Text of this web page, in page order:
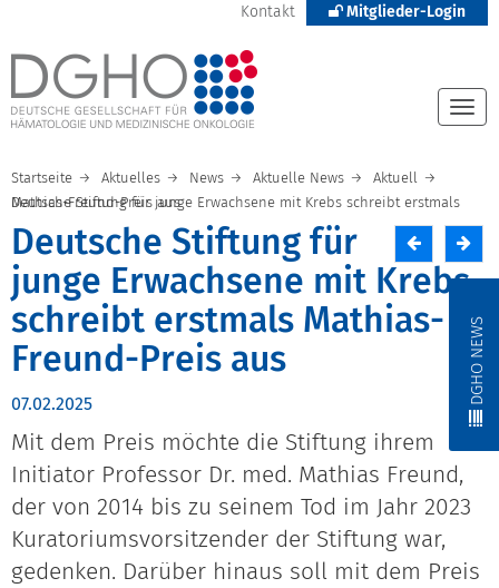
Kontakt Mitglieder-Login
DGHO NEWS
Startseite Aktuelles News Aktuelle News
Aktuell
Deutsche Stiftung für junge Erwachsene mit Krebs schreibt erstmals Mathias-Freund-Preis aus
Deutsche Stiftung für
junge Erwachsene mit Krebs
schreibt erstmals Mathias-
Freund-Preis aus
07.02.2025
Mit dem Preis möchte die Stiftung ihrem
Initiator Professor Dr. med. Mathias Freund,
der von 2014 bis zu seinem Tod im Jahr 2023
Kuratoriumsvorsitzender der Stiftung war,
gedenken. Darüber hinaus soll mit dem Preis